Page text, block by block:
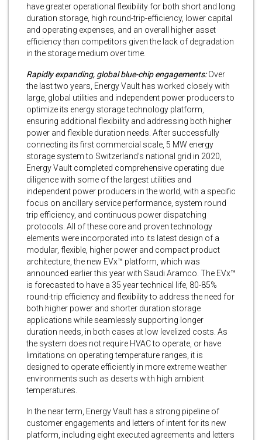
have greater operational flexibility for both short and long
duration storage, high round-trip-efficiency, lower capital
and operating expenses, and an overall higher asset
efficiency than competitors given the lack of degradation
in the storage medium over time.
Rapidly expanding, global blue-chip engagements:Over
the last two years, Energy Vault has worked closely with
large, global utilities and independent power producers to
optimize its energy storage technology platform,
ensuring additional flexibility and addressing both higher
power and flexible duration needs. After successfully
connecting its first commercial scale, 5 MW energy
storage system to Switzerland’s national grid in 2020,
Energy Vault completed comprehensive operating due
diligence with some of the largest utilities and
independent power producers in the world, with a specific
focus on ancillary service performance, system round
trip efficiency, and continuous power dispatching
protocols. All of these core and proven technology
elements were incorporated into its latest design of a
modular, flexible, higher power and compact product
architecture, the new EVx™ platform, which was
announced earlier this year with Saudi Aramco. The EVx™
is forecasted to have a 35 year technical life, 80-85%
round-trip efficiency and flexibility to address the need for
both higher power and shorter duration storage
applications while seamlessly supporting longer
duration needs, in both cases at low levelized costs. As
the system does not require HVAC to operate, or have
limitations on operating temperature ranges, it is
designed to operate efficiently in more extreme weather
environments such as deserts with high ambient
temperatures.
In the near term, Energy Vault has a strong pipeline of
customer engagements and letters of intent for its new
platform, including eight executed agreements and letters